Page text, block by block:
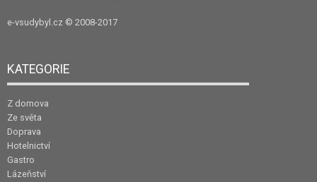
e-vsudybyl.cz © 2008-2017
KATEGORIE
Z domova
Ze světa
Doprava
Hotelnictví
Gastro
Lázeňství